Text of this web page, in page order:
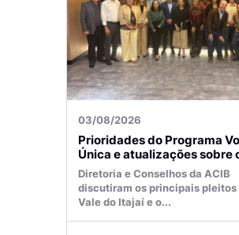
03/08/2026
Prioridades do Programa
Única e atualizações sobre
Aeroporto de Navegantes
temas de reunião na ACIB
Diretoria e Conselhos da ACIB
discutiram os principais pleitos
Vale do Itajaí e o...